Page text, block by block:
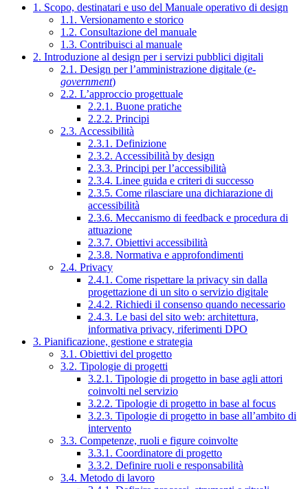
1. Scopo, destinatari e uso del Manuale operativo di design
1.1. Versionamento e storico
1.2. Consultazione del manuale
1.3. Contribuisci al manuale
2. Introduzione al design per i servizi pubblici digitali
2.1. Design per l’amministrazione digitale (e-
government)
2.2. L’approccio progettuale
2.2.1. Buone pratiche
2.2.2. Principi
2.3. Accessibilità
2.3.1. Definizione
2.3.2. Accessibilità by design
2.3.3. Principi per l’accessibilità
2.3.4. Linee guida e criteri di successo
2.3.5. Come rilasciare una dichiarazione di
accessibilità
2.3.6. Meccanismo di feedback e procedura di
attuazione
2.3.7. Obiettivi accessibilità
2.3.8. Normativa e approfondimenti
2.4. Privacy
2.4.1. Come rispettare la privacy sin dalla
progettazione di un sito o servizio digitale
2.4.2. Richiedi il consenso quando necessario
2.4.3. Le basi del sito web: architettura,
informativa privacy, riferimenti DPO
3. Pianificazione, gestione e strategia
3.1. Obiettivi del progetto
3.2. Tipologie di progetti
3.2.1. Tipologie di progetto in base agli attori
coinvolti nel servizio
3.2.2. Tipologie di progetto in base al focus
3.2.3. Tipologie di progetto in base all’ambito di
intervento
3.3. Competenze, ruoli e figure coinvolte
3.3.1. Coordinatore di progetto
3.3.2. Definire ruoli e responsabilità
3.4. Metodo di lavoro